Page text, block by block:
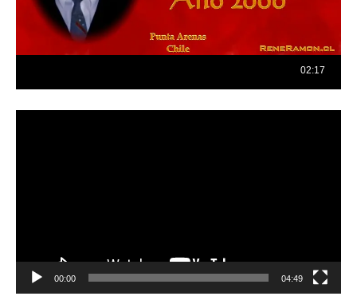
00:00 04:49